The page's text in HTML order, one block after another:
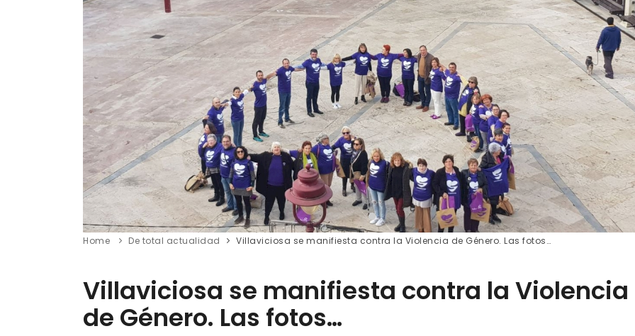
Home De total actualidad Villaviciosa se manifiesta contra la Violencia de Género. Las fotos…
Villaviciosa se manifiesta contra la Violencia
de Género. Las fotos…